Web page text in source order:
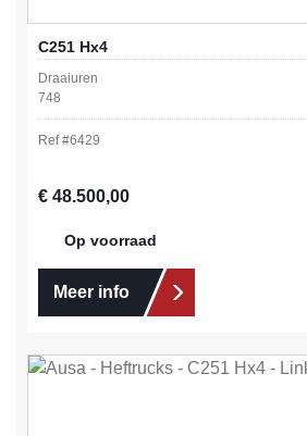
C251 Hx4
Draaiuren
748
Ref #6429
Normale prijs:
€ 48.500,00
Op voorraad
Meer info